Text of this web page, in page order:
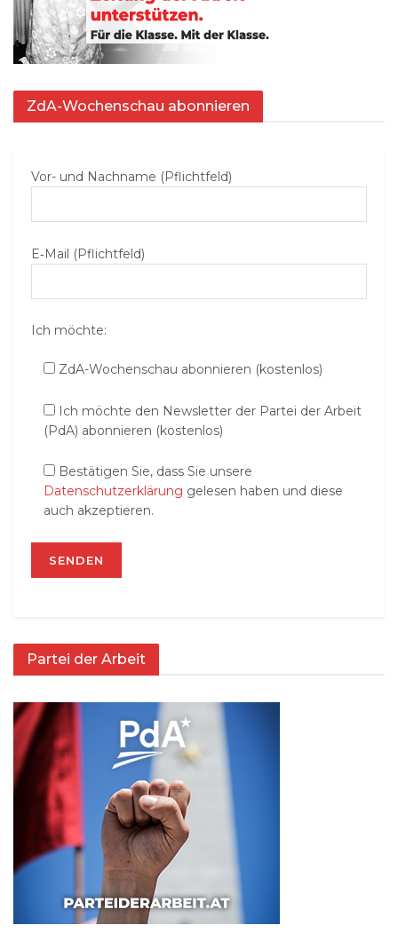
ZdA-Wochenschau abonnieren
Vor- und Nachname (Pflichtfeld)
E‑Mail (Pflichtfeld)
Ich möchte:
ZdA-Wochenschau abonnieren (kostenlos)
Ich möchte den Newsletter der Partei der Arbeit
(PdA) abonnieren (kostenlos)
Bestätigen Sie, dass Sie unsere
Datenschutzerklärung gelesen haben und diese
auch akzeptieren.
Partei der Arbeit